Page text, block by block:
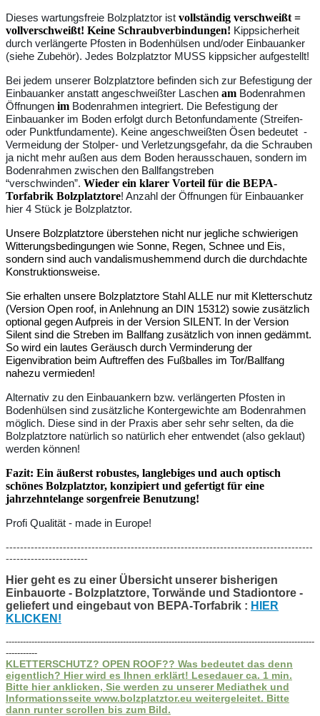
Dieses wartungsfreie Bolzplatztor ist vollständig verschweißt =
vollverschweißt! Keine Schraubverbindungen! Kippsicherheit
durch verlängerte Pfosten in Bodenhülsen und/oder Einbauanker
(siehe Zubehör). Jedes Bolzplatztor MUSS kippsicher aufgestellt!
Bei jedem unserer Bolzplatztore befinden sich zur Befestigung der
Einbauanker anstatt angeschweißter Laschen am Bodenrahmen
Öffnungen im Bodenrahmen integriert. Die Befestigung der
Einbauanker im Boden erfolgt durch Betonfundamente (Streifen-
oder Punktfundamente). Keine angeschweißten Ösen bedeutet -
Vermeidung der Stolper- und Verletzungsgefahr, da die Schrauben
ja nicht mehr außen aus dem Boden herausschauen, sondern im
Bodenrahmen zwischen den Ballfangstreben
“verschwinden”. Wieder ein klarer Vorteil für die BEPA-
Torfabrik Bolzplatztore! Anzahl der Öffnungen für Einbauanker
hier 4 Stück je Bolzplatztor.
Unsere Bolzplatztore überstehen nicht nur jegliche schwierigen
Witterungsbedingungen wie Sonne, Regen, Schnee und Eis,
sondern sind auch vandalismushemmend durch die durchdachte
Konstruktionsweise.
Sie erhalten unsere Bolzplatztore Stahl ALLE nur mit Kletterschutz
(Version Open roof, in Anlehnung an DIN 15312) sowie zusätzlich
optional gegen Aufpreis in der Version SILENT. In der Version
Silent sind die Streben im Ballfang zusätzlich von innen gedämmt.
So wird ein lautes Geräusch durch Verminderung der
Eigenvibration beim Auftreffen des Fußballes im Tor/Ballfang
nahezu vermieden!
Alternativ zu den Einbauankern bzw. verlängerten Pfosten in
Bodenhülsen sind zusätzliche Kontergewichte am Bodenrahmen
möglich. Diese sind in der Praxis aber sehr sehr selten, da die
Bolzplatztore natürlich so natürlich eher entwendet (also geklaut)
werden können!
Fazit: Ein äußerst robustes, langlebiges und auch optisch
schönes Bolzplatztor, konzipiert und gefertigt für eine
jahrzehntelange sorgenfreie Benutzung!
Profi Qualität - made in Europe!
--------------------------------------------------------------------------------------
-----------------------
Hier geht es zu einer Übersicht unserer bisherigen
Einbauorte - Bolzplatztore, Torwände und Stadiontore -
geliefert und eingebaut von BEPA-Torfabrik : HIER
KLICKEN!
------------------------------------------------------------------------------------------------------------
-----------
KLETTERSCHUTZ? OPEN ROOF?? Was bedeutet das denn
eigentlich? Hier wird es Ihnen erklärt! Lesedauer ca. 1 min.
Bitte hier anklicken, Sie werden zu unserer Mediathek und
Informationsseite www.bolzplatztor.eu weitergeleitet. Bitte
dann runter scrollen bis zum Bild.